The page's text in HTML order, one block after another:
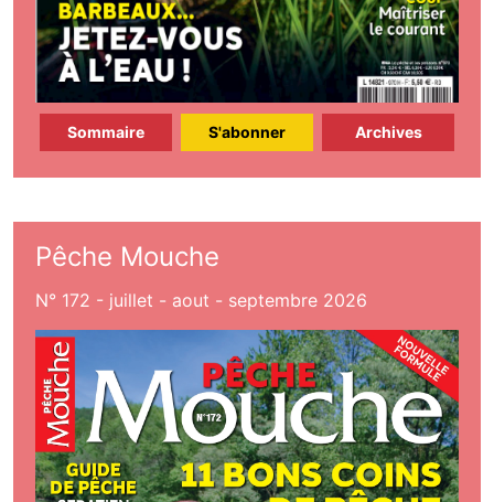
Sommaire S'abonner Archives
Pêche Mouche
N° 172 - juillet - aout - septembre 2026